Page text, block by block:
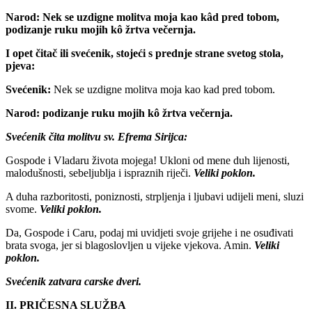
Narod: Nek se uzdigne molitva moja kao kâd pred tobom,
podizanje ruku mojih kô žrtva večernja.
I opet čitač ili svećenik, stojeći s prednje strane svetog stola,
pjeva:
Svećenik: Nek se uzdigne molitva moja kao kad pred tobom.
Narod: podizanje ruku mojih kô žrtva večernja.
Svećenik čita molitvu sv. Efrema Sirijca:
Gospode i Vladaru života mojega! Ukloni od mene duh lijenosti,
malodušnosti, sebeljublja i ispraznih riječi. Veliki poklon.
A duha razboritosti, poniznosti, strpljenja i ljubavi udijeli meni, sluzi
svome. Veliki poklon.
Da, Gospode i Caru, podaj mi uvidjeti svoje grijehe i ne osuđivati
brata svoga, jer si blagoslovljen u vijeke vjekova. Amin. Veliki
poklon.
Svećenik zatvara carske dveri.
II. PRIČESNA SLUŽBA